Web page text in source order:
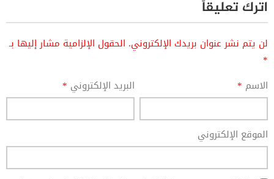
اترك تعليقاً
لن يتم نشر عنوان بريدك الإلكتروني. الحقول الإلزامية مشار إليها بـ
*
الاسم * البريد الإلكتروني *
الموقع الإلكتروني